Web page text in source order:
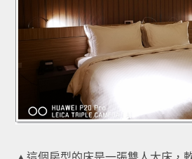
▲這個房型的床是一張雙人大床，